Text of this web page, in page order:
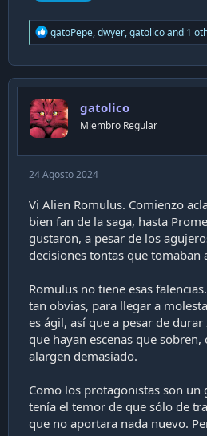
R
e
c
t
o
n
s
gatoPepe,dwyer,gatolicoand 1
gatolico
Miembro Regular
24 Agosto 2024
Vi Alien Romulus. Comienzo
bien fan de la saga, hasta
gustaron, a pesar de los
decisiones tontas que tomaban
Romulus no tiene esas
tan obvias, para llegar a
es ágil, así que a pesar de
que hayan escenas que
alargen demasiado.
Como los protagonistas son un
tenía el temor de que sólo de
que no aportara nada nuevo.